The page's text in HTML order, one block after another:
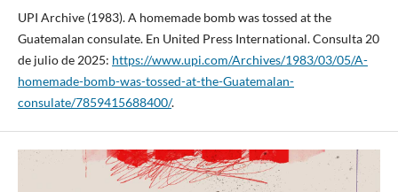
UPI Archive (1983). A homemade bomb was tossed at the
Guatemalan consulate. En United Press International. Consulta 20
de julio de 2025: https://www.upi.com/Archives/1983/03/05/A-
homemade-bomb-was-tossed-at-the-Guatemalan-
consulate/7859415688400/.